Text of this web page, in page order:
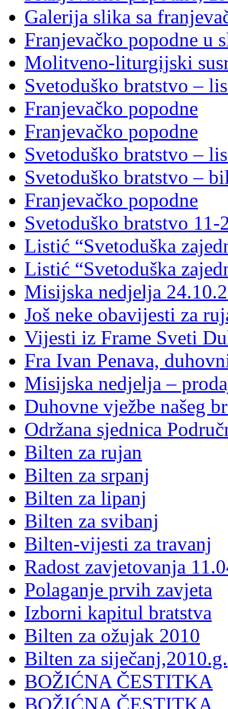
Galerija slika sa
Franjevačko popodne u
Molitveno-liturgijski
Svetoduško bratstvo –
Franjevačko popodne
Franjevačko popodne
Svetoduško bratstvo –
Svetoduško bratstvo –
Franjevačko popodne
Svetoduško bratstvo 11-
Listić “Svetoduška
Listić “Svetoduška
Misijska nedjelja
Još neke obavijesti za
Vijesti iz Frame Sveti
Fra Ivan Penava,
Misijska nedjelja –
Duhovne vježbe našeg
Održana sjednica
Bilten za rujan
Bilten za srpanj
Bilten za lipanj
Bilten za svibanj
Bilten-vijesti za travanj
Radost zavjetovanja
Polaganje prvih zavjeta
Izborni kapitul bratstva
Bilten za ožujak 2010
Bilten za siječanj,2010.g.
BOŽIĆNA ČESTITKA
BOŽIĆNA ČESTITKA